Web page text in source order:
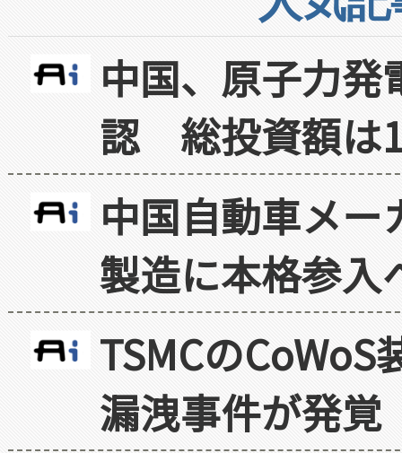
中国、原子力
認 総投資額は
中国自動車メ
製造に本格参入
TSMCの
漏洩事件が発覚